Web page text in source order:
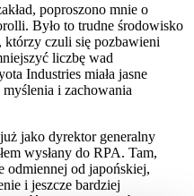
poproszono mnie o
Było to trudne środowisko
którzy czuli się pozbawieni
liczbę wad
Industries miała jasne
i zachowania
jako dyrektor generalny
wysłany do RPA. Tam,
odmiennej od japońskiej,
i jeszcze bardziej